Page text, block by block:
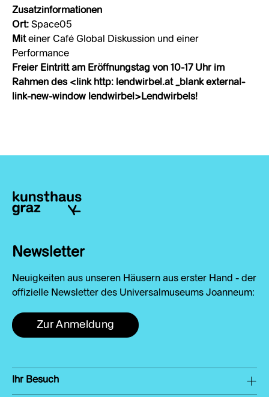
Zusatzinformationen
Ort: Space05
Miteiner Café Global Diskussion und einer
Performance
Freier Eintritt am Eröffnungstag von 10-17 Uhr im
Rahmen des <link http: lendwirbel.at _blank external-
link-new-window lendwirbel>Lendwirbels!
Newsletter
Neuigkeiten aus unseren Häusern aus erster Hand - der
offizielle Newsletter des Universalmuseums Joanneum:
Zur Anmeldung
Ihr Besuch